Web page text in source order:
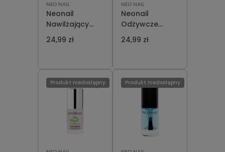
NEO NAIL
Neonail
Nawilżający
Peeling do
Skórek i
Energy Nail And
Cuticle Scrub
6,5 ml
24,99 zł
NEO NAIL
Neonail
Odżywcze
Serum do
Skórek i
Overnight
Repair Nail And
Hand Serum 6,5
24,99 zł
Produkt niedostępny Produkt niedostępny